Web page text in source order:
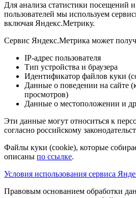
Для анализа статистики посещений
пользователей мы используем
включая Яндекс.Метрику.
Сервис Яндекс.Метрика может
IP-адрес пользователя
Тип устройства и браузера
Идентификатор файлов куки
Данные о поведении на сайте
просмотров)
Данные о местоположении и
Эти данные могут относиться к
согласно российскому
Файлы куки (cookie), которые
описаны по ссылке.
Условия использования сервиса
Правовым основанием обработки